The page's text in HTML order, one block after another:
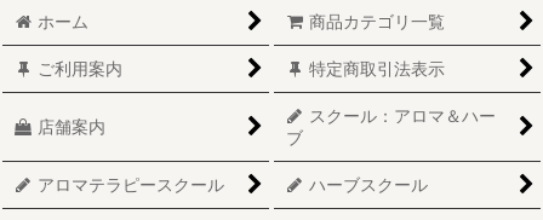
ホーム 商品カテゴリ一覧
ご利用案内 特定商取引法表示
店舗案内
スクール：アロマ＆ハー
ブ
アロマテラピースクール ハーブスクール